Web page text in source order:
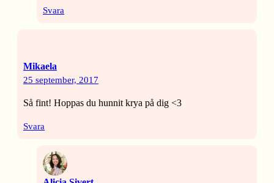
Svara
Mikaela
25 september, 2017
Så fint! Hoppas du hunnit krya på dig <3
Svara